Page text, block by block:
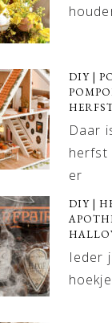
DIY |
Daar
herfst
er
DIY |
Ieder